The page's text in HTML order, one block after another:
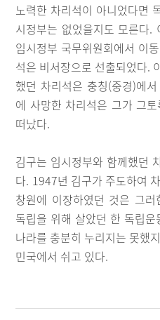
노력한 차리석이 아니었다면
시정부는 없었을지도 모른다
임시정부 국무위원회에서 이
석은 비서장으로 선출되었다.
했던 차리석은 충칭(중경)에
에 사망한 차리석은 그가 그
떠났다.
김구는 임시정부와 함께했던
다. 1947년 김구가 주도하여
창원에 이장하였던 것은 그
독립을 위해 살았던 한 독립
나라를 충분히 누리지는 못했
민국에서 쉬고 있다.